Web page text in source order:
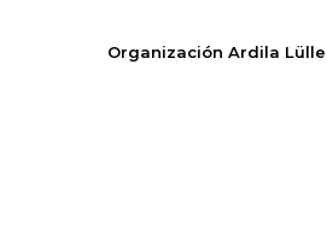
Organización Ardila